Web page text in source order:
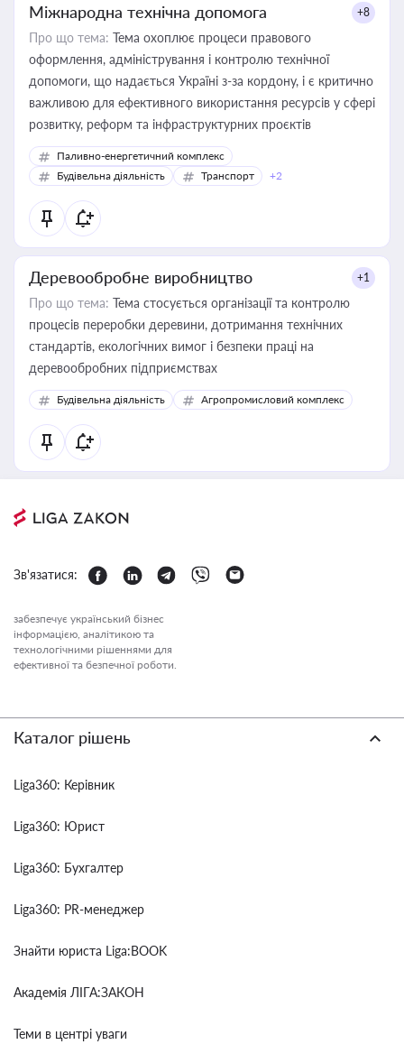
Міжнародна технічна допомога +8
Про що тема: Тема охоплює процеси правового
оформлення, адміністрування і контролю технічної
допомоги, що надається Україні з-за кордону, і є критично
важливою для ефективного використання ресурсів у сфері
розвитку, реформ та інфраструктурних проєктів
Паливно-енергетичний комплекс
Будівельна діяльність
Транспорт +2
Деревообробне виробництво +1
Про що тема: Тема стосується організації та контролю
процесів переробки деревини, дотримання технічних
стандартів, екологічних вимог і безпеки праці на
деревообробних підприємствах
Будівельна діяльність Агропромисловий комплекс
Зв'язатися:
забезпечує український бізнес
інформацією, аналітикою та
технологічними рішеннями для
ефективної та безпечної роботи.
Каталог рішень
Liga360: Керівник
Liga360: Юрист
Liga360: Бухгалтер
Liga360: PR-менеджер
Знайти юриста Liga:BOOK
Академія ЛІГА:ЗАКОН
Теми в центрі уваги